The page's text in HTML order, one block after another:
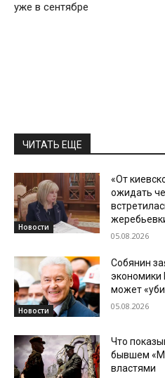
уже в сентябре
ЧИТАТЬ ЕЩЕ
Новости
«От
ожидать
05.08.2026
Новости
Собянин
экономики
может
05.08.2026
Что
бывшем
властями